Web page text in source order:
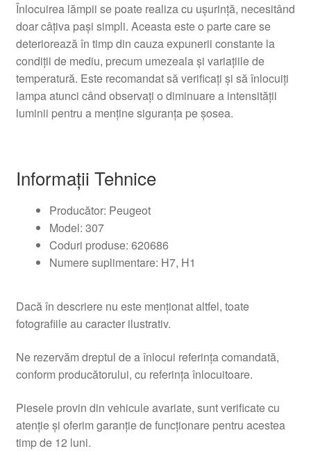
Înlocuirea lămpii se poate realiza cu ușurință, necesitând
doar câțiva pași simpli. Aceasta este o parte care se
deteriorează în timp din cauza expunerii constante la
condiții de mediu, precum umezeala și variațiile de
temperatură. Este recomandat să verificați și să înlocuiți
lampa atunci când observați o diminuare a intensității
luminii pentru a menține siguranța pe șosea.
Informații Tehnice
Producător: Peugeot
Model: 307
Coduri produse: 620686
Numere suplimentare: H7, H1
Dacă în descriere nu este menționat altfel, toate
fotografiile au caracter ilustrativ.
Ne rezervăm dreptul de a înlocui referința comandată,
conform producătorului, cu referința înlocuitoare.
Piesele provin din vehicule avariate, sunt verificate cu
atenție și oferim garanție de funcționare pentru acestea
timp de 12 luni.